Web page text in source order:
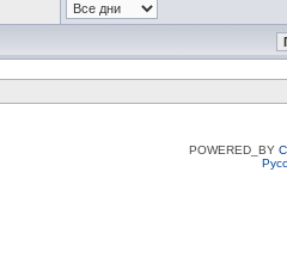
POWERED_BY